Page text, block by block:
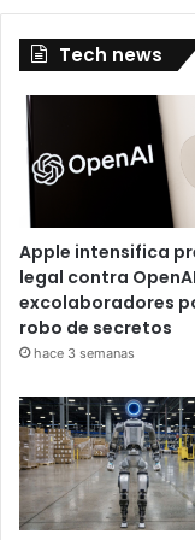
Tech news
Apple intensifica
legal contra
excolaboradores
robo de secretos
hace 3 semanas